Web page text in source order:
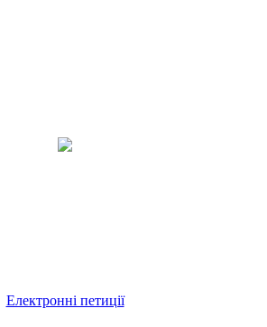
Електронні петиції